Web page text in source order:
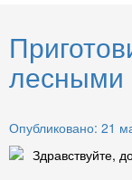
лесными
Опубликовано: 21
Здравствуйте,